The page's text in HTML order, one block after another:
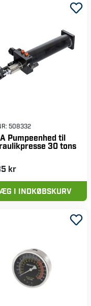
508332
Pumpeenhed til
30 tons
kr
I INDKØBSKURV